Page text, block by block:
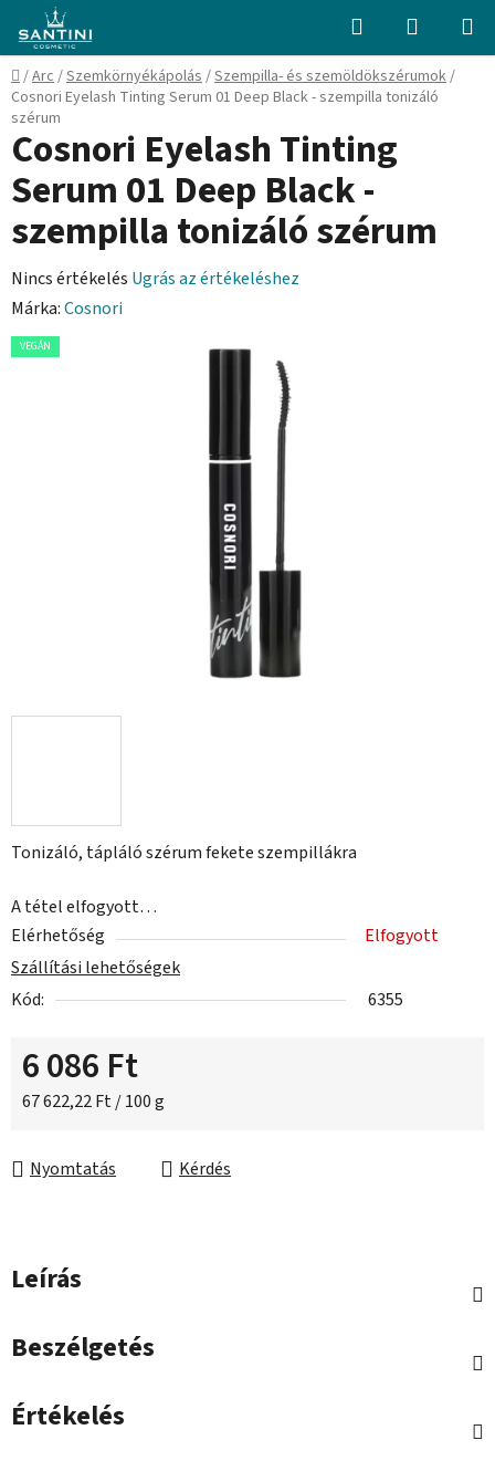
fő
tartalomhoz
Keresés KOSÁR
Kezdőlap
/Arc/Szemkörnyékápolás/Szempilla- és szemöldökszérumok/
Cosnori Eyelash Tinting Serum 01 Deep Black - szempilla tonizáló
szérum
Tonizáló, tápláló szérum fekete szempillákra
A tétel elfogyott…
Elérhetőség
Elfogyott
Szállítási lehetőségek
Kód:
6355
6 086 Ft
Egységár:
67 622,22 Ft / 100 g
Nyomtatás Kérdés
Cosnori Eyelash Tinting
Serum 01 Deep Black -
szempilla tonizáló szérum
A
termék
átlagos
Nincs értékelés Ugrás az értékeléshez
Márka:Cosnori
VEGÁN
Leírás
Beszélgetés
Értékelés